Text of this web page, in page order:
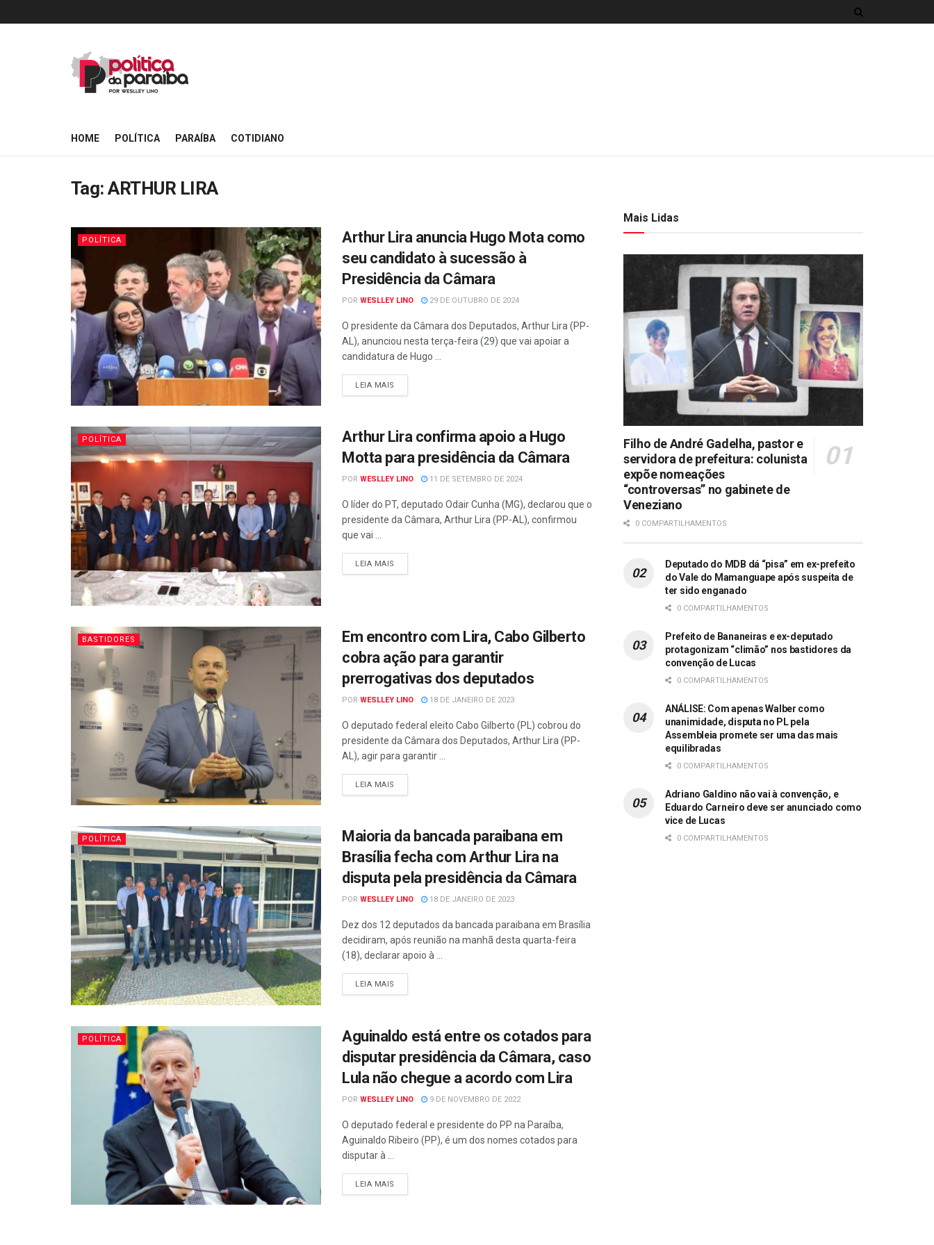
HOME POLÍTICA PARAÍBA COTIDIANO
Tag:ARTHUR LIRA
POLÍTICA
Arthur Lira anuncia Hugo Mota como
seu candidato à sucessão à
Presidência da Câmara
POR WESLLEY LINO 29 DE OUTUBRO DE 2024
O presidente da Câmara dos Deputados, Arthur Lira (PP-
AL), anunciou nesta terça-feira (29) que vai apoiar a
candidatura de Hugo ...
LEIA MAIS
POLÍTICA
Arthur Lira confirma apoio a Hugo
Motta para presidência da Câmara
POR WESLLEY LINO 11 DE SETEMBRO DE 2024
O líder do PT, deputado Odair Cunha (MG), declarou que o
presidente da Câmara, Arthur Lira (PP-AL), confirmou
que vai ...
LEIA MAIS
BASTIDORES
Em encontro com Lira, Cabo Gilberto
cobra ação para garantir
prerrogativas dos deputados
POR WESLLEY LINO 18 DE JANEIRO DE 2023
O deputado federal eleito Cabo Gilberto (PL) cobrou do
presidente da Câmara dos Deputados, Arthur Lira (PP-
AL), agir para garantir ...
LEIA MAIS
POLÍTICA
Maioria da bancada paraibana em
Brasília fecha com Arthur Lira na
disputa pela presidência da Câmara
POR WESLLEY LINO 18 DE JANEIRO DE 2023
Dez dos 12 deputados da bancada paraibana em Brasília
decidiram, após reunião na manhã desta quarta-feira
(18), declarar apoio à ...
LEIA MAIS
POLÍTICA
Aguinaldo está entre os cotados para
disputar presidência da Câmara, caso
Lula não chegue a acordo com Lira
POR WESLLEY LINO 9 DE NOVEMBRO DE 2022
O deputado federal e presidente do PP na Paraíba,
Aguinaldo Ribeiro (PP), é um dos nomes cotados para
disputar à ...
LEIA MAIS
Mais Lidas
Filho de André Gadelha, pastor e
servidora de prefeitura: colunista
expõe nomeações
“controversas” no gabinete de
Veneziano
0 COMPARTILHAMENTOS
Deputado do MDB dá “pisa” em ex-prefeito
do Vale do Mamanguape após suspeita de
ter sido enganado
0 COMPARTILHAMENTOS
Prefeito de Bananeiras e ex-deputado
protagonizam “climão” nos bastidores da
convenção de Lucas
0 COMPARTILHAMENTOS
ANÁLISE: Com apenas Walber como
unanimidade, disputa no PL pela
Assembleia promete ser uma das mais
equilibradas
0 COMPARTILHAMENTOS
Adriano Galdino não vai à convenção, e
Eduardo Carneiro deve ser anunciado como
vice de Lucas
0 COMPARTILHAMENTOS